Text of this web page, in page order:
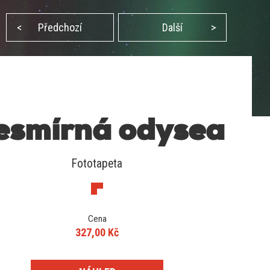
< Předchozí Další >
odysea
Fototapeta
Cena
327,00 Kč